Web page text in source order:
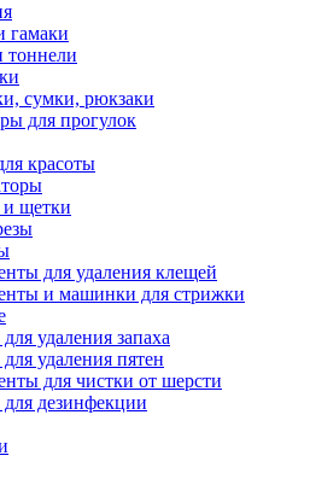
гамаки
тоннели
сумки, рюкзаки
для прогулок
красоты
и щетки
для удаления клещей
и машинки для стрижки
удаления запаха
удаления пятен
для чистки от шерсти
для дезинфекции